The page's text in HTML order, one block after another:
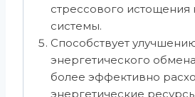
стрессового истощения
системы.
Способствует
энергетического
более эффективно
энергетические